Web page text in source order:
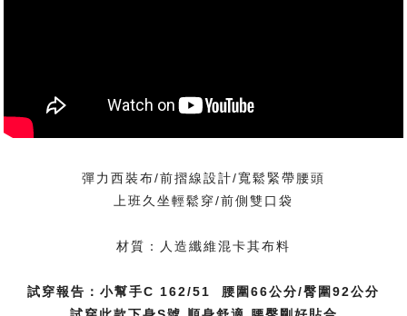
彈力西裝布/前摺線設計/寬鬆緊帶腰頭
上班久坐輕鬆穿/前側雙口袋
材質：人造纖維混卡其布料
試穿報告：小幫手C 162/51 腰圍66公分/臀圍92公分